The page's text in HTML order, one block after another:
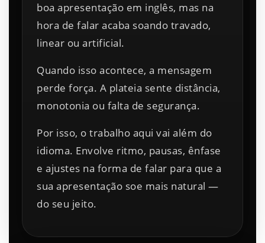
boa apresentação em inglês, mas na
hora de falar acaba soando travado,
linear ou artificial.
Quando isso acontece, a mensagem
perde força. A plateia sente distância,
monotonia ou falta de segurança.
Por isso, o trabalho aqui vai além do
idioma. Envolve ritmo, pausas, ênfase
e ajustes na forma de falar para que a
sua apresentação soe mais natural —
do seu jeito.